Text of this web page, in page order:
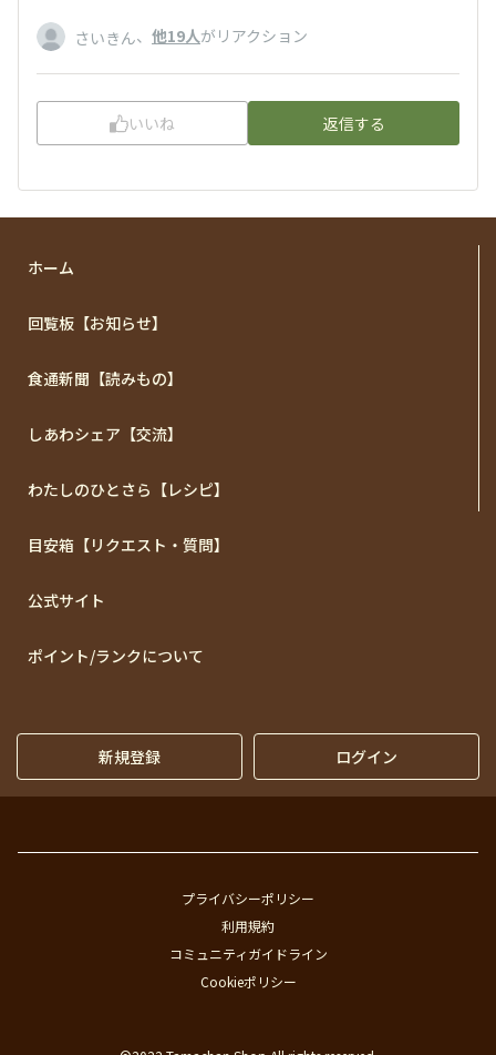
さいきん、 他19人がリアクション
いいね 返信する
ホーム
回覧板【お知らせ】
食通新聞【読みもの】
しあわシェア【交流】
わたしのひとさら【レシピ】
目安箱【リクエスト・質問】
公式サイト
ポイント/ランクについて
新規登録 ログイン
プライバシーポリシー
利用規約
コミュニティガイドライン
Cookieポリシー